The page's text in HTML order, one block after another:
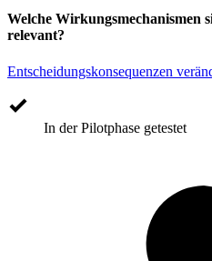
Welche Wirkungsmechanismen
relevant?
Entscheidungskonsequenzen
In der Pilotphase getestet